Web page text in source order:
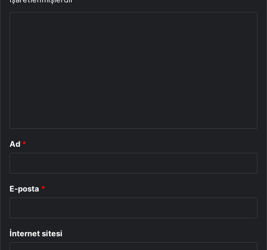
Ad *
E-posta *
İnternet sitesi